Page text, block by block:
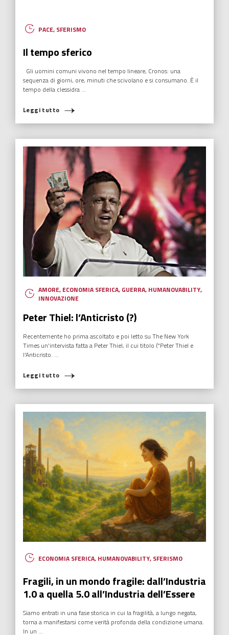
PACE, SFERISMO
Il tempo sferico
Gli uomini comuni vivono nel tempo lineare, Cronos: una
sequenza di giorni, ore, minuti che scivolano e si consumano. È il
tempo della clessidra ...
Leggi tutto
AMORE, ECONOMIA SFERICA, GUERRA, HUMANOVABILITY,
INNOVAZIONE
Peter Thiel: l’Anticristo (?)
Recentemente ho prima ascoltato e poi letto su The New York
Times un'intervista fatta a Peter Thiel, il cui titolo ("Peter Thiel e
l'Anticristo. ...
Leggi tutto
ECONOMIA SFERICA, HUMANOVABILITY, SFERISMO
Fragili, in un mondo fragile: dall’Industria
1.0 a quella 5.0 all’Industria dell’Essere
Siamo entrati in una fase storica in cui la fragilità, a lungo negata,
torna a manifestarsi come verità profonda della condizione umana.
In un ...